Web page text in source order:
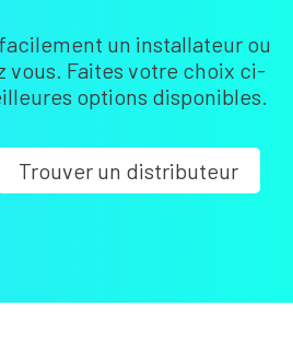
un installateur ou
vous. Faites votre choix ci-
options disponibles.
Trouver un distributeur